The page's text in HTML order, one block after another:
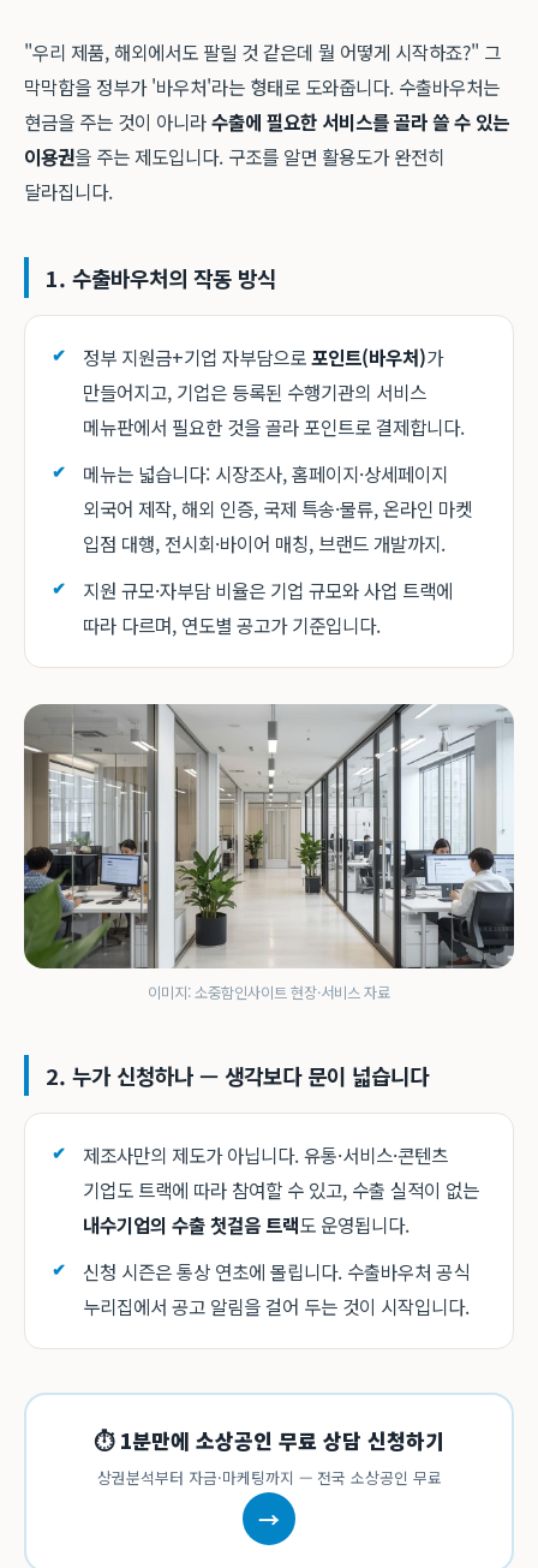
"우리 제품, 해외에서도 팔릴 것 같은데 뭘 어떻게 시작하죠?" 그
막막함을 정부가 '바우처'라는 형태로 도와줍니다. 수출바우처는
현금을 주는 것이 아니라수출에 필요한 서비스를 골라 쓸 수 있는
이용권을 주는 제도입니다. 구조를 알면 활용도가 완전히
달라집니다.
1. 수출바우처의 작동 방식
정부 지원금+기업 자부담으로포인트(바우처)가
만들어지고, 기업은 등록된 수행기관의 서비스
메뉴판에서 필요한 것을 골라 포인트로 결제합니다.
메뉴는 넓습니다: 시장조사, 홈페이지·상세페이지
외국어 제작, 해외 인증, 국제 특송·물류, 온라인 마켓
입점 대행, 전시회·바이어 매칭, 브랜드 개발까지.
지원 규모·자부담 비율은 기업 규모와 사업 트랙에
따라 다르며, 연도별 공고가 기준입니다.
이미지: 소중함인사이트 현장·서비스 자료
2. 누가 신청하나 — 생각보다 문이 넓습니다
제조사만의 제도가 아닙니다. 유통·서비스·콘텐츠
기업도 트랙에 따라 참여할 수 있고, 수출 실적이 없는
내수기업의 수출 첫걸음 트랙도 운영됩니다.
신청 시즌은 통상 연초에 몰립니다. 수출바우처 공식
누리집에서 공고 알림을 걸어 두는 것이 시작입니다.
⏱ 1분만에 소상공인 무료 상담 신청하기
상권분석부터 자금·마케팅까지 — 전국 소상공인 무료
→